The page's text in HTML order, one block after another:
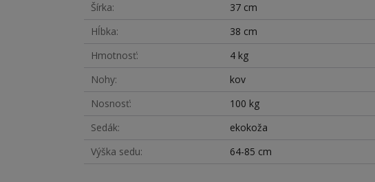
Šírka
37 cm
Hĺbka
38 cm
Hmotnosť
4 kg
Nohy
kov
Nosnosť
100 kg
Sedák
ekokoža
Výška sedu
64-85 cm